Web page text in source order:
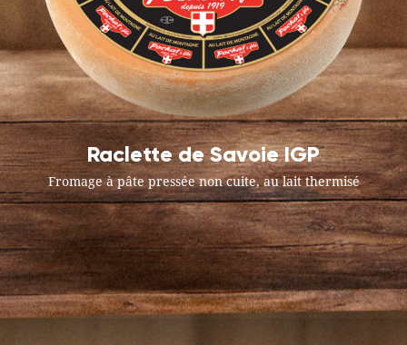
Raclette de Savoie IGP
Fromage à pâte pressée non cuite, au lait thermisé